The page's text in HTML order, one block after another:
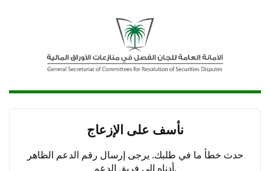
نأسف على الإزعاج
حدث خطأ ما في طلبك. يرجى إرسال رقم الدعم الظاهر
أدناه إلى فريق الدعم.